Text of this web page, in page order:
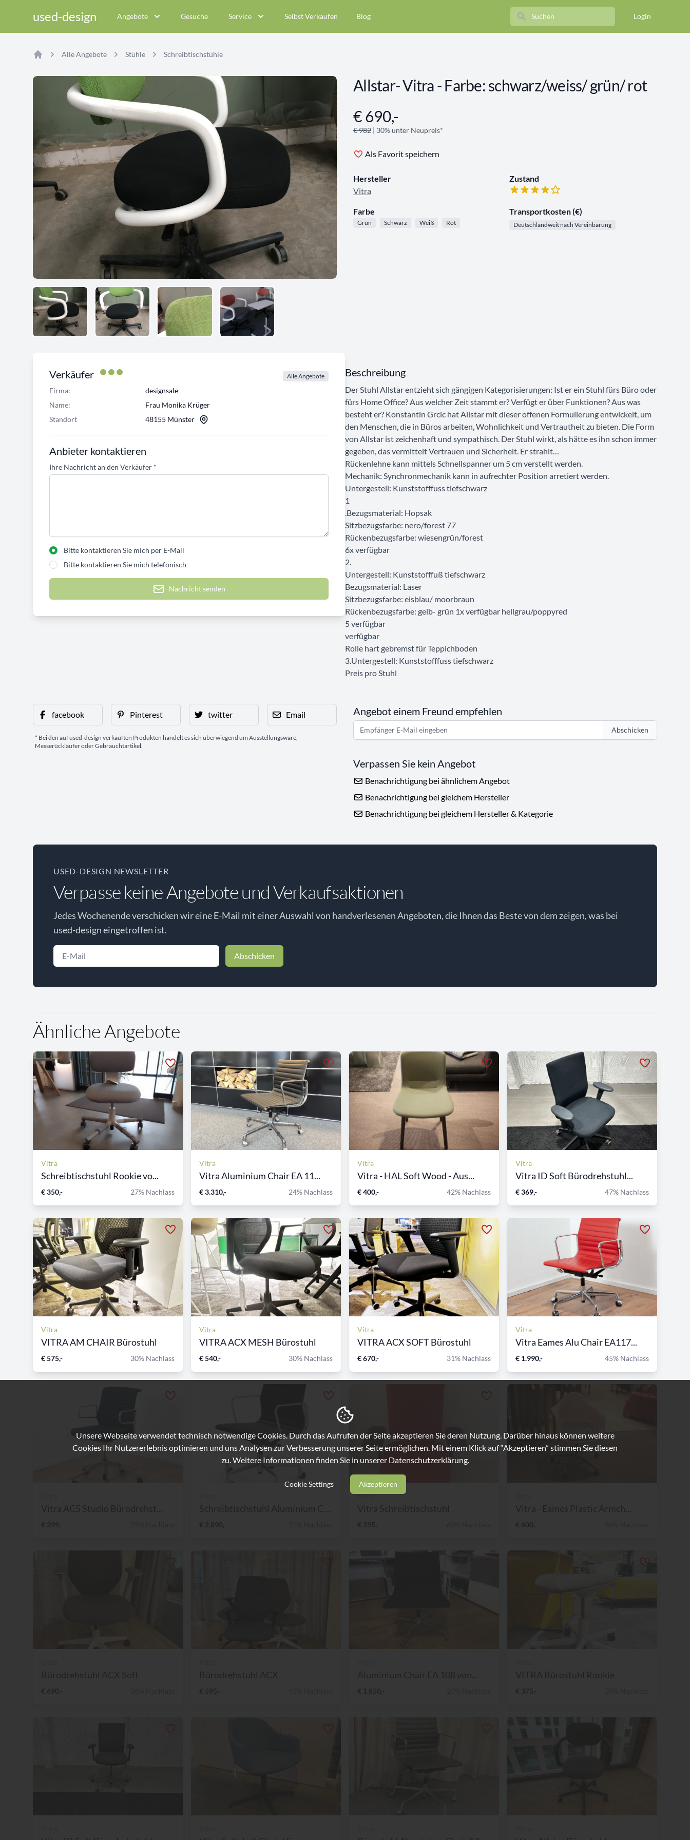
used-design Angebote Gesuche Service Selbst Verkaufen Blog Search Login
Alle Angebote Stühle Schreibtischstühle
Allstar- Vitra - Farbe: schwarz/weiss/ grün/ rot
Angebotsinformationen
€ 690,-
€ 982 | 30% unter Neupreis*
Als Favorit speichern
Hersteller
Vitra
Zustand
Farbe
Grün Schwarz Weiß Rot
Transportkosten (€)
Deutschlandweit nach Vereinbarung
Verkäufer Alle Angebote
Firma:
designsale
Name:
Frau Monika Krüger
Standort
48155 Münster
Anbieter kontaktieren
Ihre Nachricht an den Verkäufer *
Bitte kontaktieren Sie mich per E-Mail
Bitte kontaktieren Sie mich telefonisch
Nachricht senden
Beschreibung
Der Stuhl Allstar entzieht sich gängigen Kategorisierungen: Ist er ein Stuhl fürs Büro oder
fürs Home Office? Aus welcher Zeit stammt er? Verfügt er über Funktionen? Aus was
besteht er? Konstantin Grcic hat Allstar mit dieser offenen Formulierung entwickelt, um
den Menschen, die in Büros arbeiten, Wohnlichkeit und Vertrautheit zu bieten. Die Form
von Allstar ist zeichenhaft und sympathisch. Der Stuhl wirkt, als hätte es ihn schon immer
gegeben, das vermittelt Vertrauen und Sicherheit. Er strahlt…
Rückenlehne kann mittels Schnellspanner um 5 cm verstellt werden.
Mechanik: Synchronmechanik kann in aufrechter Position arretiert werden.
Untergestell: Kunststofffuss tiefschwarz
1
.Bezugsmaterial: Hopsak
Sitzbezugsfarbe: nero/forest 77
Rückenbezugsfarbe: wiesengrün/forest
6x verfügbar
2.
Untergestell: Kunststofffuß tiefschwarz
Bezugsmaterial: Laser
Sitzbezugsfarbe: eisblau/ moorbraun
Rückenbezugsfarbe: gelb- grün 1x verfügbar hellgrau/poppyred
5 verfügbar
verfügbar
Rolle hart gebremst für Teppichboden
3.Untergestell: Kunststofffuss tiefschwarz
Preis pro Stuhl
facebook Pinterest twitter Email
* Bei den auf used-design verkauften Produkten handelt es sich überwiegend um Ausstellungsware,
Messerückläufer oder Gebrauchtartikel.
Angebot einem Freund empfehlen
Abschicken
Verpassen Sie kein Angebot
Benachrichtigung bei ähnlichem Angebot
Benachrichtigung bei gleichem Hersteller
Benachrichtigung bei gleichem Hersteller & Kategorie
USED-DESIGN NEWSLETTER
Verpasse keine Angebote und Verkaufsaktionen
Jedes Wochenende verschicken wir eine E-Mail mit einer Auswahl von handverlesenen Angeboten, die Ihnen das Beste von dem zeigen, was bei
used-design eingetroffen ist.
Abschicken
Ähnliche Angebote
Vitra
Schreibtischstuhl Rookie vo...
€ 350,- 27% Nachlass
Vitra
Vitra Aluminium Chair EA 11...
€ 3.310,- 24% Nachlass
Vitra
Vitra - HAL Soft Wood - Aus...
€ 400,- 42% Nachlass
Vitra
Vitra ID Soft Bürodrehstuhl...
€ 369,- 47% Nachlass
Vitra
VITRA AM CHAIR Bürostuhl
€ 575,- 30% Nachlass
Vitra
VITRA ACX MESH Bürostuhl
€ 540,- 30% Nachlass
Vitra
VITRA ACX SOFT Bürostuhl
€ 670,- 31% Nachlass
Vitra
Vitra Eames Alu Chair EA117...
€ 1.990,- 45% Nachlass
Vitra AC5 Studio Bürodrehst...
Vitra
Vitra Schreibtischstuhl Vitra - Eames Plastic Armch...
Unsere Webseite verwendet technisch notwendige Cookies. Durch das Aufrufen der Seite akzeptieren Sie deren Nutzung. Darüber hinaus können weitere
Cookies Ihr Nutzererlebnis optimieren und uns Analysen zur Verbesserung unserer Seite ermöglichen. Mit einem Klick auf “Akzeptieren” stimmen Sie diesen
zu. Weitere Informationen finden Sie in unserer Datenschutzerklärung.
Cookie Settings Akzeptieren